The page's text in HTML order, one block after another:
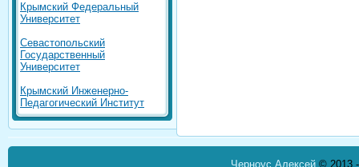
Крымский Федеральный
Университет
Севастопольский
Государственный
Университет
Крымский Инженерно-
Педагогический Институт
Черноус Алексей © 2013